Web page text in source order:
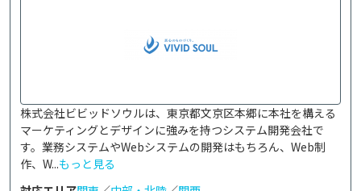
株式会社ビビッドソウルは、東京都文京区本郷に本社を構える
マーケティングとデザインに強みを持つシステム開発会社で
す。業務システムやWebシステムの開発はもちろん、Web制
作、W...もっと見る